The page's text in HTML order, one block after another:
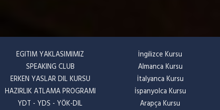
EGITIM YAKLASIMIMIZ
SPEAKING CLUB
ERKEN YASLAR DIL KURSU
HAZIRLIK ATLAMA PROGRAMI
YDT - YDS - YÖK-DIL
İngilizce Kursu
Almanca Kursu
İtalyanca Kursu
İspanyolca Kursu
Arapça Kursu